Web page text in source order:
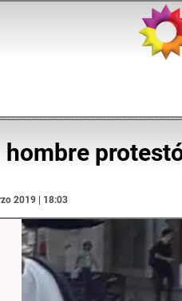
hombre
2019 | 18:03